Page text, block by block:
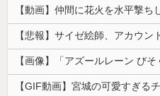
【GIF動画】宮城の可愛すぎる